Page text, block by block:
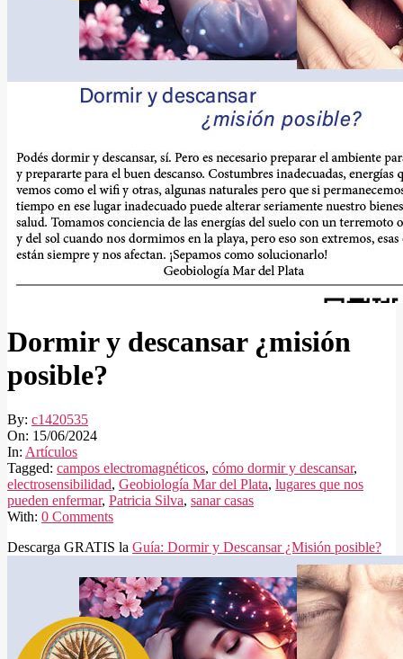
Dormir y descansar ¿misión
posible?
By: c1420535
On: 15/06/2024
In: Artículos
Tagged: campos electromagnéticos, cómo dormir y descansar,
electrosensibilidad, Geobiología Mar del Plata, lugares que nos
pueden enfermar, Patricia Silva, sanar casas
With: 0 Comments
Descarga GRATIS la Guía: Dormir y Descansar ¿Misión posible?